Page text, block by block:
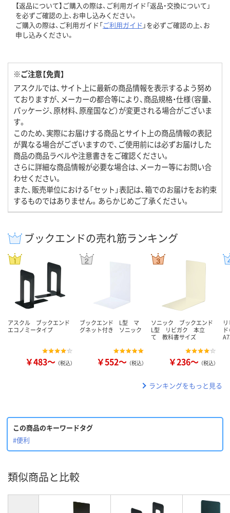
【返品について】ご購入の際は、ご利用ガイド「返品・交換について」
を必ずご確認の上、お申し込みください。
ご購入の際は、ご利用ガイド「ご利用ガイド 」を必ずご確認の上、お
申し込みください。
※ご注意【免責】
アスクルでは、サイト上に最新の商品情報を表示するよう努め
ておりますが、メーカーの都合等により、商品規格・仕様（容量、
パッケージ、原材料、原産国など）が変更される場合がございま
す。
このため、実際にお届けする商品とサイト上の商品情報の表記
が異なる場合がございますので、ご使用前には必ずお届けした
商品の商品ラベルや注意書きをご確認ください。
さらに詳細な商品情報が必要な場合は、メーカー等にお問い合
わせください。
また、販売単位における「セット」表記は、箱でのお届けをお約束
するものではありません。あらかじめご了承ください。
ブックエンドの売れ筋ランキング
アスクル ブックエンド
エコノミータイプ
￥483～ （税込）
ブックエンド L型 マ
グネット付き ソニック
￥552～ （税込）
ソニック ブックエンド
L型 リビガク 本立
て 教科書サイズ
￥236～ （税込）
ランキングをもっと見る
この商品のキーワードタグ
#便利
類似商品と比較